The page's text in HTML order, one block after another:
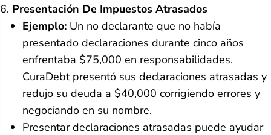
Presentación De Impuestos Atrasados
Ejemplo: Un no declarante que no había
presentado declaraciones durante cinco años
enfrentaba $75,000 en responsabilidades.
CuraDebt presentó sus declaraciones atrasadas y
redujo su deuda a $40,000 corrigiendo errores y
negociando en su nombre.
Presentar declaraciones atrasadas puede ayudar